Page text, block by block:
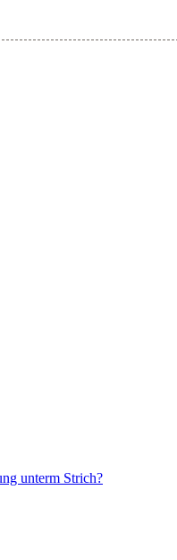
unterm Strich?